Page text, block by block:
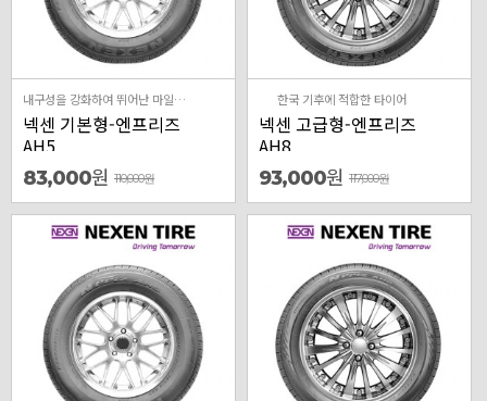
내구성을 강화하여 뛰어난 마일리지와 저소음의 사계절 타이어
넥센 기본형-엔프리즈
AH5
83,000원 110,000원
한국 기후에 적합한 타이어
넥센 고급형-엔프리즈
AH8
93,000원 117,000원